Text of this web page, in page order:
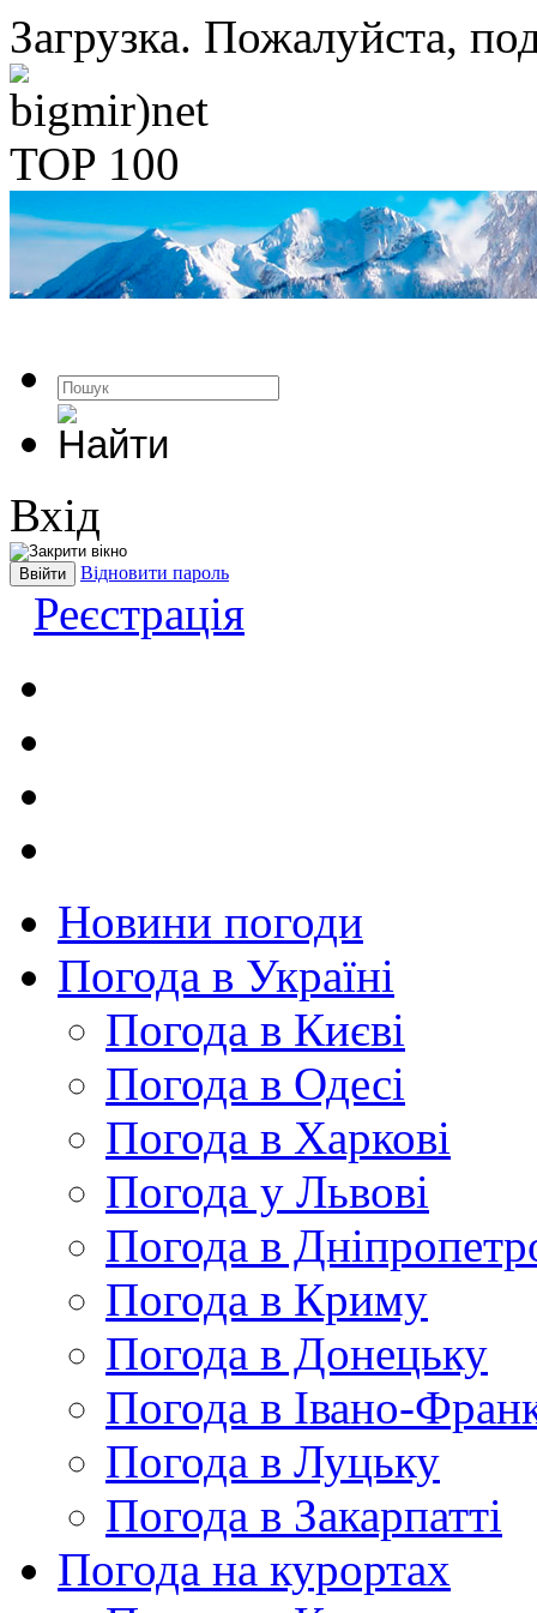
Загрузка. Пожалуйста,
Вхід
Відновити пароль
Реєстрація
Новини погоди
Погода в Україні
Погода в Києві
Погода в Одесі
Погода в Харкові
Погода у Львові
Погода в
Погода в Криму
Погода в Донецьку
Погода в Івано-
Погода в Луцьку
Погода в Закарпатті
Погода на курортах